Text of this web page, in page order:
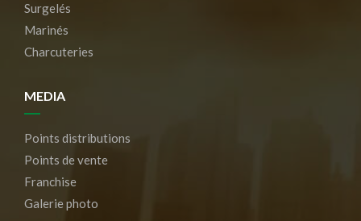
Surgelés
Marinés
Charcuteries
MEDIA
Points distributions
Points de vente
Franchise
Galerie photo